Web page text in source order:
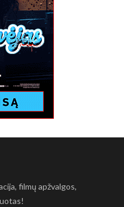
filmų apžvalgos,